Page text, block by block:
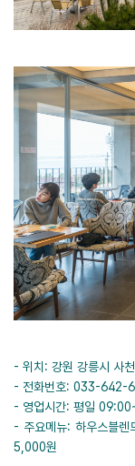
- 위치: 강원 강릉시 사
- 전화번호: 033-642-
- 영업시간: 평일
- 주요메뉴: 하우스블
5,000원